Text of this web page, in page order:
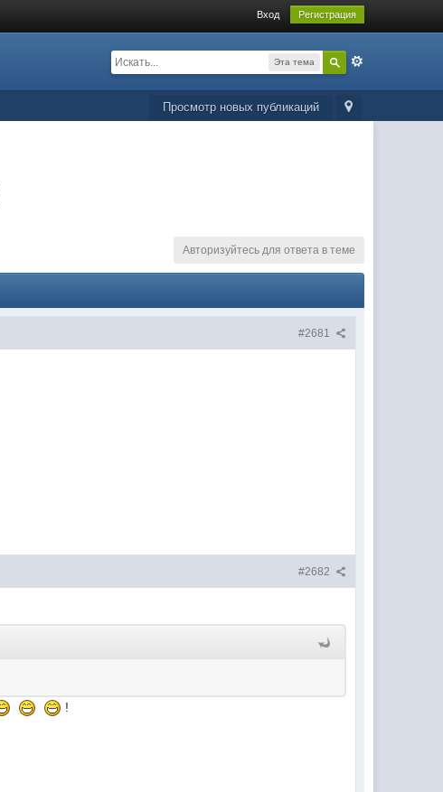
Вход Регистрация
Эта тема
Просмотр новых публикаций
Авторизуйтесь для ответа в теме
#2681
#2682
!